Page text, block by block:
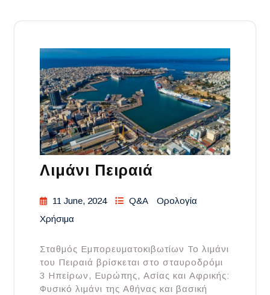
Λιμάνι Πειραιά
11 June, 2024 Q&A
Ορολογία
Χρήσιμα
Σταθμός Εμπορευματοκιβωτίων Το λιμάνι
του Πειραιά βρίσκεται στο σταυροδρόμι
3 Ηπείρων, Ευρώπης, Ασίας και Αφρικής:
Φυσικό λιμάνι της Αθήνας και βασική